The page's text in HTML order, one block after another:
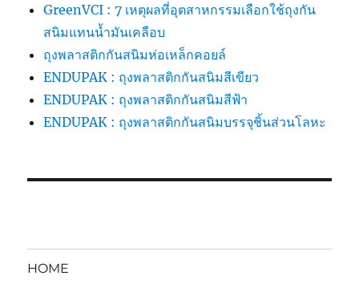
GreenVCI : 7 เหตุผลที่อุตสาหกรรมเลือกใช้ถุงกัน
สนิมแทนน้ำมันเคลือบ
ถุงพลาสติกกันสนิมห่อเหล็กคอยล์
ENDUPAK : ถุงพลาสติกกันสนิมสีเขียว
ENDUPAK : ถุงพลาสติกกันสนิมสีฟ้า
ENDUPAK : ถุงพลาสติกกันสนิมบรรจุชิ้นส่วนโลหะ
HOME